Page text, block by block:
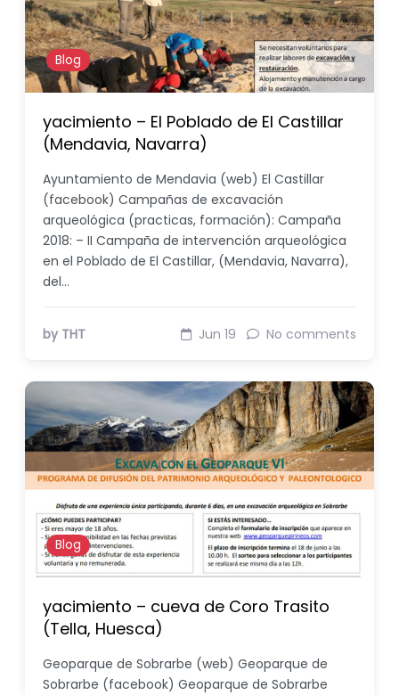
Blog
yacimiento – El Poblado de El Castillar
(Mendavia, Navarra)
Ayuntamiento de Mendavia (web) El Castillar
(facebook) Campañas de excavación
arqueológica (practicas, formación): Campaña
2018: – II Campaña de intervención arqueológica
en el Poblado de El Castillar, (Mendavia, Navarra),
del…
by THT Jun 19 No comments
Blog
yacimiento – cueva de Coro Trasito
(Tella, Huesca)
Geoparque de Sobrarbe (web) Geoparque de
Sobrarbe (facebook) Geoparque de Sobrarbe